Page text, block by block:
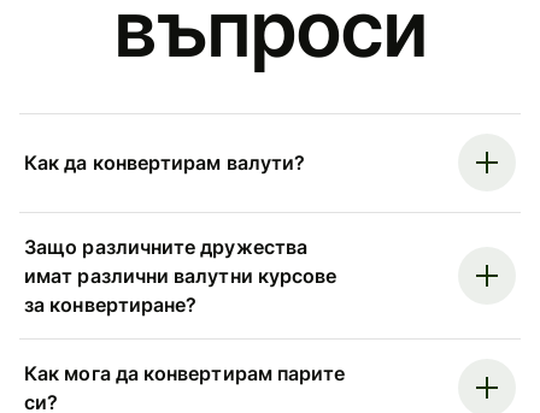
въпроси
Как да конвертирам валути?
Защо различните дружества
имат различни валутни курсове
за конвертиране?
Как мога да конвертирам парите
си?